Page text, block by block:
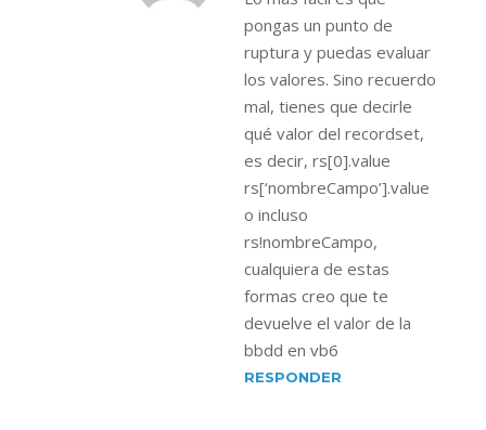
pongas un punto de
ruptura y puedas evaluar
los valores. Sino recuerdo
mal, tienes que decirle
qué valor del recordset,
es decir, rs[0].value
rs[‘nombreCampo’].value
o incluso
rs!nombreCampo,
cualquiera de estas
formas creo que te
devuelve el valor de la
bbdd en vb6
RESPONDER